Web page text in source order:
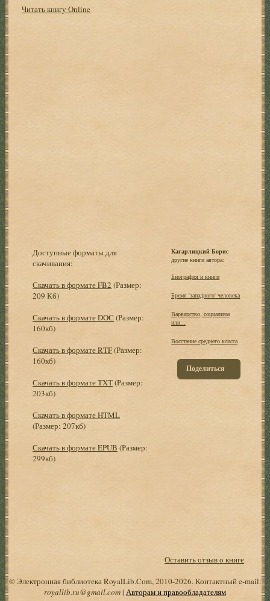
Читать книгу Online
Доступные форматы для
скачивания:
Скачать в формате FB2 (Размер:
209 Кб)
Скачать в формате DOC (Размер:
160кб)
Скачать в формате RTF(Размер:
160кб)
Скачать в формате TXT(Размер:
203кб)
Скачать в формате HTML
(Размер: 207кб)
Скачать в формате EPUB (Размер:
299кб)
Кагарлицкий Борис
другие книги автора:
Биография и книги
Бремя 'западного' человека
Варварство, социализм
или...
Восстание среднего класса
Поделиться
Оставить отзыв о книге
© Электронная библиотека RoyalLib.Com, 2010-2026. Контактный e-mail:
royallib.ru@gmail.com| Авторам и правообладателям